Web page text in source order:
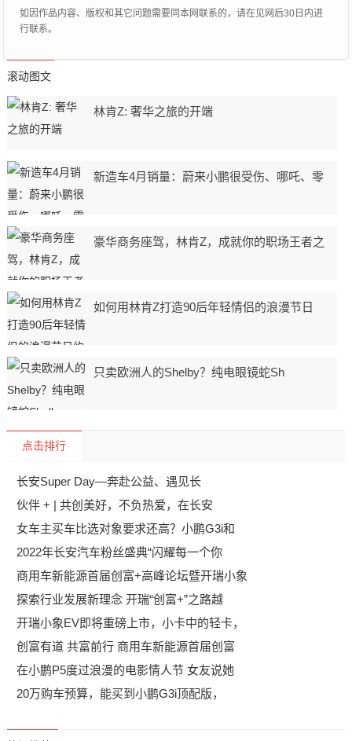
如因作品内容、版权和其它问题需要同本网联系的，请在见网后30日内进
行联系。
滚动图文
林肯Z: 奢华之旅的开端
新造车4月销量：蔚来小鹏很受伤、哪吒、零
豪华商务座驾，林肯Z，成就你的职场王者之
如何用林肯Z打造90后年轻情侣的浪漫节日
只卖欧洲人的Shelby？纯电眼镜蛇Sh
点击排行
长安Super Day—奔赴公益、遇见长
伙伴 + | 共创美好，不负热爱，在长安
女车主买车比选对象要求还高？小鹏G3i和
2022年长安汽车粉丝盛典“闪耀每一个你
商用车新能源首届创富+高峰论坛暨开瑞小象
探索行业发展新理念 开瑞“创富+”之路越
开瑞小象EV即将重磅上市，小卡中的轻卡，
创富有道 共富前行 商用车新能源首届创富
在小鹏P5度过浪漫的电影情人节 女友说她
20万购车预算，能买到小鹏G3i顶配版，